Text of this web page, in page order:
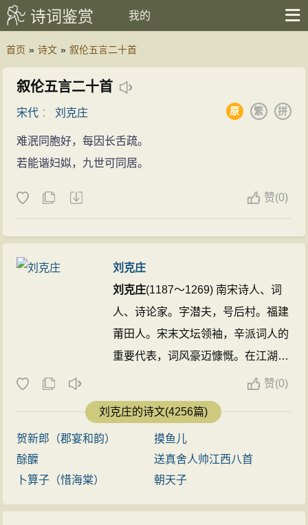
诗词鉴赏 我的
首页 » 诗文 » 叙伦五言二十首
叙伦五言二十首
宋代 ：刘克庄 拼
繁
原
难泯同胞好，每因长舌疏。
若能谐妇姒，九世可同居。
赞(0)
刘克庄
刘克庄(1187～1269) 南宋诗人、词
人、诗论家。字潜夫，号后村。福建
莆田人。宋末文坛领袖，辛派词人的
重要代表，词风豪迈慷慨。在江湖诗
人中年寿最长，官位最高，成就也最
大。晚年致力于辞赋创作，提出了许
多革新理论。 ...
赞(0)
刘克庄的诗文(4256篇)
贺新郎（郡宴和韵）
摸鱼儿
酴醾
送真舍人帅江西八首
卜算子（惜海棠）
朝天子